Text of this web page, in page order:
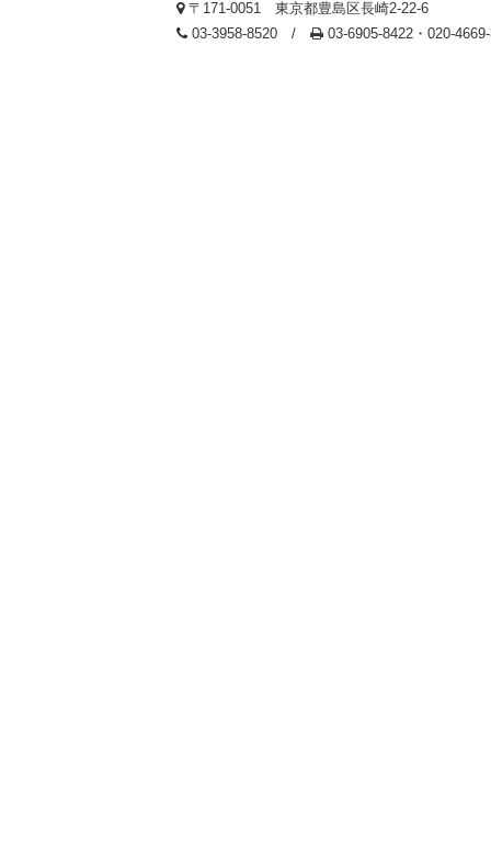
〒171-0051 東京都豊島区長崎2-22-6
03-3958-8520 /
03-6905-8422・020-